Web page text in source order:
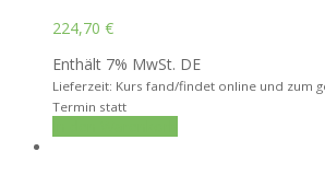
224,70 €
Enthält 7% MwSt. DE
Lieferzeit: Kurs fand/findet online und zum
Termin statt